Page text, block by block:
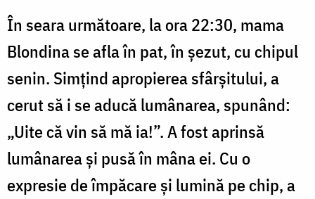
În seara următoare, la ora 22:30, mama
Blondina se afla în pat, în șezut, cu chipul
senin. Simțind apropierea sfârșitului, a
cerut să i se aducă lumânarea, spunând:
„Uite că vin să mă ia!”. A fost aprinsă
lumânarea și pusă în mâna ei. Cu o
expresie de împăcare și lumină pe chip, a